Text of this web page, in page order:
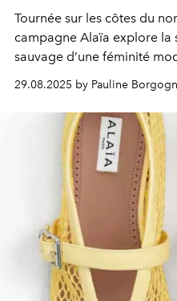
Tournée sur les côtes du
campagne Alaïa explore la
sauvage d’une féminité
29.08.2025 by Pauline